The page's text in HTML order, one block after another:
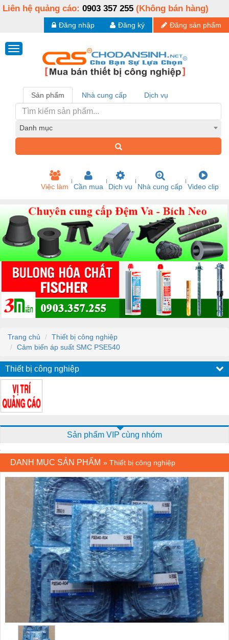
Liên hệ quảng cáo: 0903 357 255 (Không bán hàng)
Đăng sản phẩm
Đăng ký
Đăng nhập
Sản phẩm Nhà cung cấp Dịch vụ
Danh mục
Việc làm Cần mua Dịch vụ Nhà cung cấp Video clip
Trang chủ
Thiết bị công nghiệp
Cảm biến áp suất SMC PSE540
Thiết bị công nghiệp
Sản phẩm VIP cùng nhóm
DANH MỤC SẢN PHẨM » Thiết bị công nghiệp